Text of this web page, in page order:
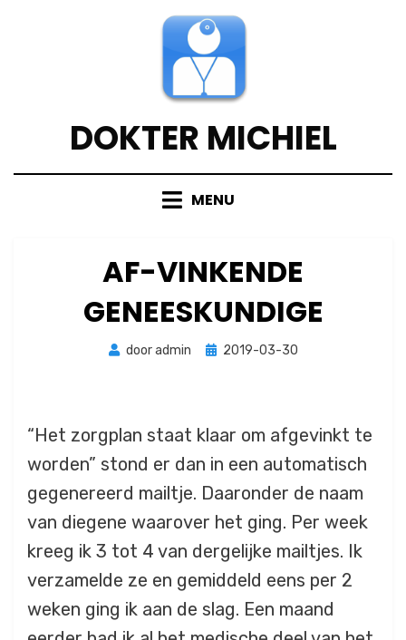
DOKTER MICHIEL
MENU
AF-VINKENDE
GENEESKUNDIGE
dooradmin
Geplaatst
2019-03-30
“Het zorgplan staat klaar om afgevinkt te
worden” stond er dan in een automatisch
gegenereerd mailtje. Daaronder de naam
van diegene waarover het ging. Per week
kreeg ik 3 tot 4 van dergelijke mailtjes. Ik
verzamelde ze en gemiddeld eens per 2
weken ging ik aan de slag. Een maand